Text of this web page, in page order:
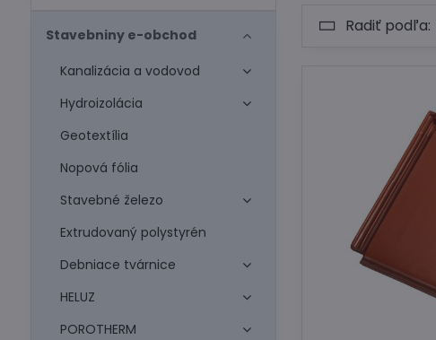
Radiť podľa:
fulltextom
Stavebniny e-obchod
Kanalizácia a vodovod
Hydroizolácia
Geotextília
Nopová fólia
Stavebné železo
Extrudovaný polystyrén
Debniace tvárnice
HELUZ
POROTHERM